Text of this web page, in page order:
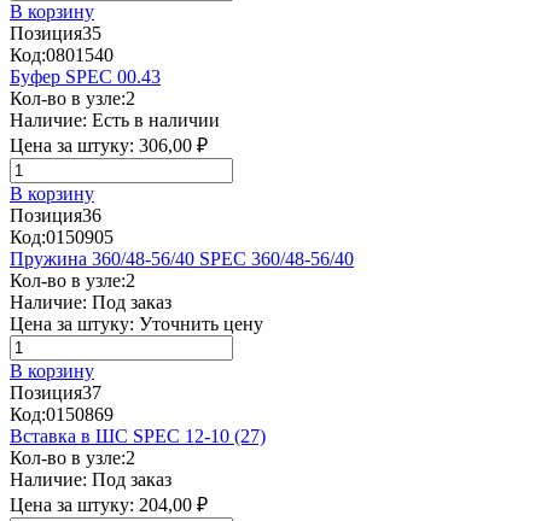
В корзину
Позиция35
Код:0801540
Буфер SPEC 00.43
Кол-во в узле:2
Наличие: Есть в наличии
Цена за штуку: 306,00 ₽
В корзину
Позиция36
Код:0150905
Пружина 360/48-56/40 SPEC 360/48-56/40
Кол-во в узле:2
Наличие: Под заказ
Цена за штуку: Уточнить цену
В корзину
Позиция37
Код:0150869
Вставка в ШС SPEC 12-10 (27)
Кол-во в узле:2
Наличие: Под заказ
Цена за штуку: 204,00 ₽